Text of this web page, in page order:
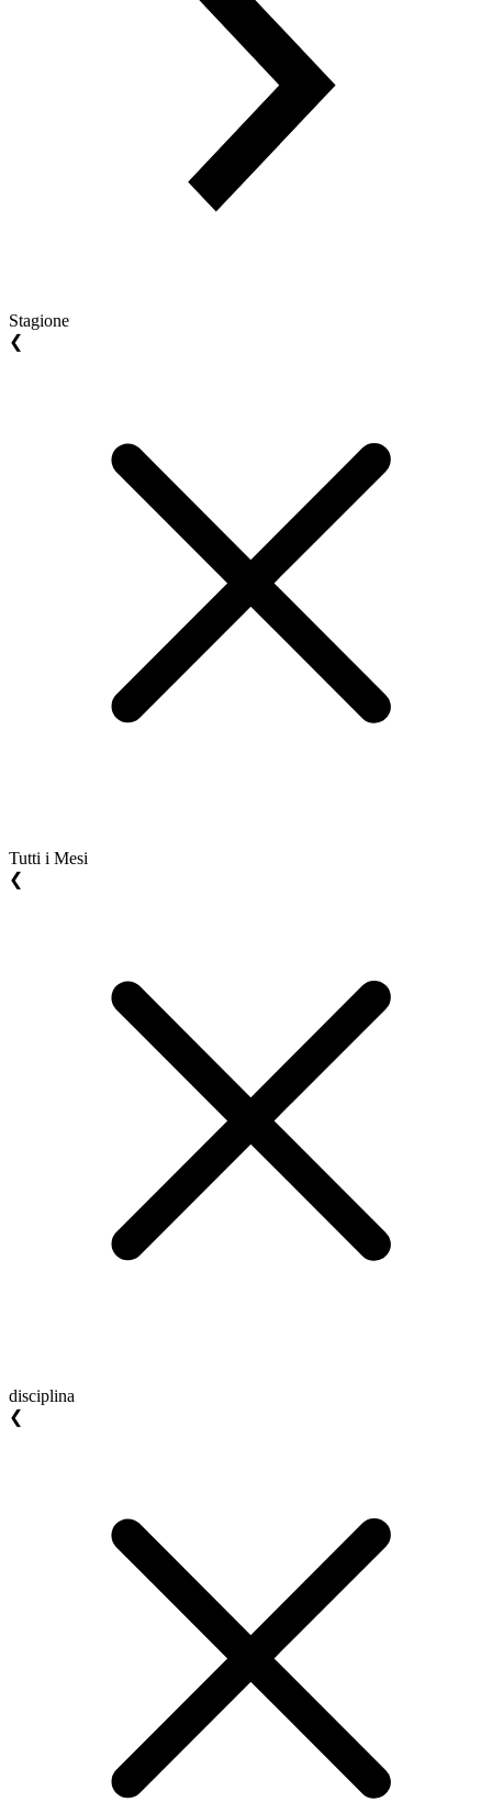
Stagione
❮
Tutti i Mesi
❮
disciplina
❮